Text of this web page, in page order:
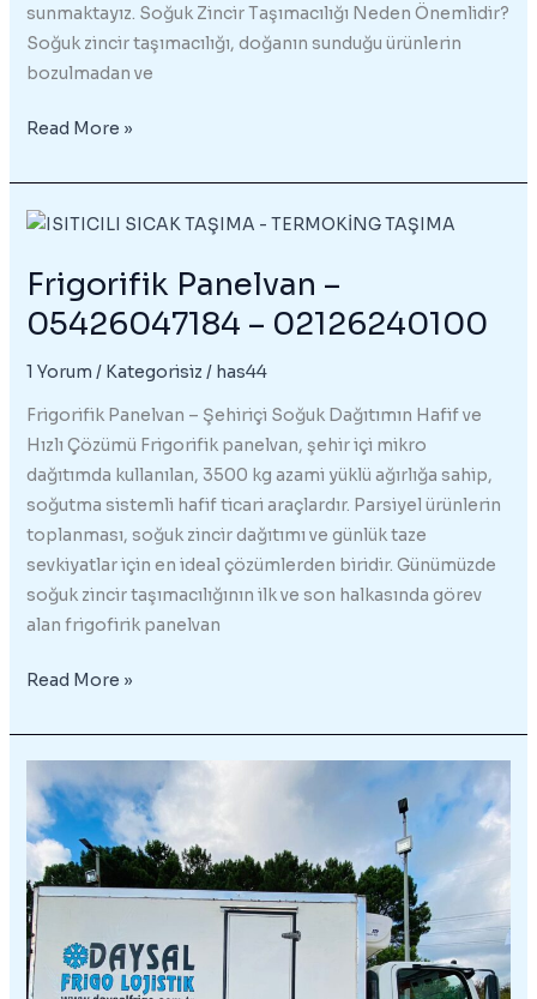
sunmaktayız. Soğuk Zincir Taşımacılığı Neden Önemlidir?
Soğuk zincir taşımacılığı, doğanın sunduğu ürünlerin
bozulmadan ve
İstanbul
Zincir
Taşımacılığı
Firmalar
–
05426047184
Read More »
Frigorifik Panelvan –
05426047184 – 02126240100
1 Yorum / Kategorisiz / has44
Frigorifik Panelvan – Şehiriçi Soğuk Dağıtımın Hafif ve
Hızlı Çözümü Frigorifik panelvan, şehir içi mikro
dağıtımda kullanılan, 3500 kg azami yüklü ağırlığa sahip,
soğutma sistemli hafif ticari araçlardır. Parsiyel ürünlerin
toplanması, soğuk zincir dağıtımı ve günlük taze
sevkiyatlar için en ideal çözümlerden biridir. Günümüzde
soğuk zincir taşımacılığının ilk ve son halkasında görev
alan frigofirik panelvan
Frigorifik
–
–
02126240100
Read More »